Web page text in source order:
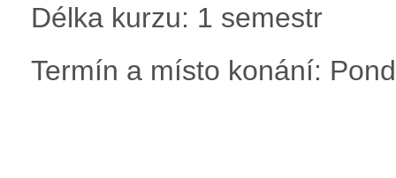
Délka kurzu: 1 semestr
Termín a místo konání: